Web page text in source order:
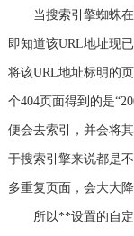
当搜索引擎蜘蛛
即知道该URL地址现
将该URL地址标明的
个404页面得到的是
便会去索引，并会将
于搜索引擎来说都是
多重复页面，会大大
所以**设置的自